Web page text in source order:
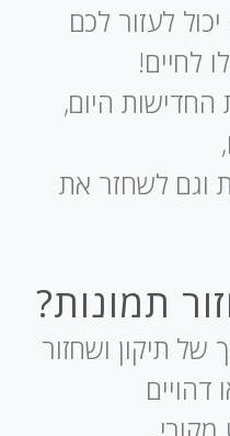
לעזור לכם
לחיים!
החדישות היום,
וגם לשחזר את
תמונות?
של תיקון ושחזור
דהויים